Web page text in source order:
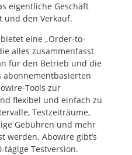
eigentliche Geschäft
und den Verkauf.
eine „Order-to-
alles zusammenfasst
für den Betrieb und die
abonnementbasierten
Tools zur
flexibel und einfach zu
Testzeiträume,
Gebühren und mehr
werden. Abowire gibt’s
tägige Testversion.